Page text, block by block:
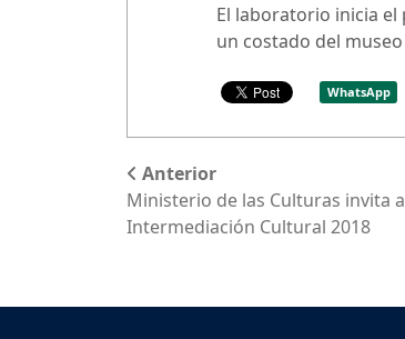
El laboratorio inicia el
un costado del
WhatsApp
Anterior
Ministerio de las Culturas invita
Intermediación Cultural 2018